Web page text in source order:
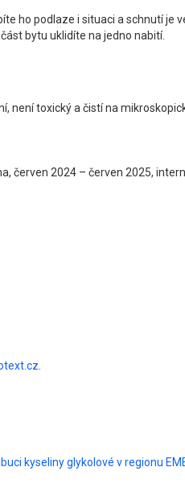
ho podlaze i situaci a schnutí je
bytu uklidíte na jedno nabití.
není toxický a čistí na
červen 2024 – červen 2025,
.
kyseliny glykolové v regionu